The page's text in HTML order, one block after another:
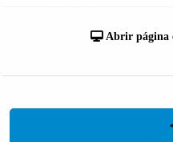
Abrir página